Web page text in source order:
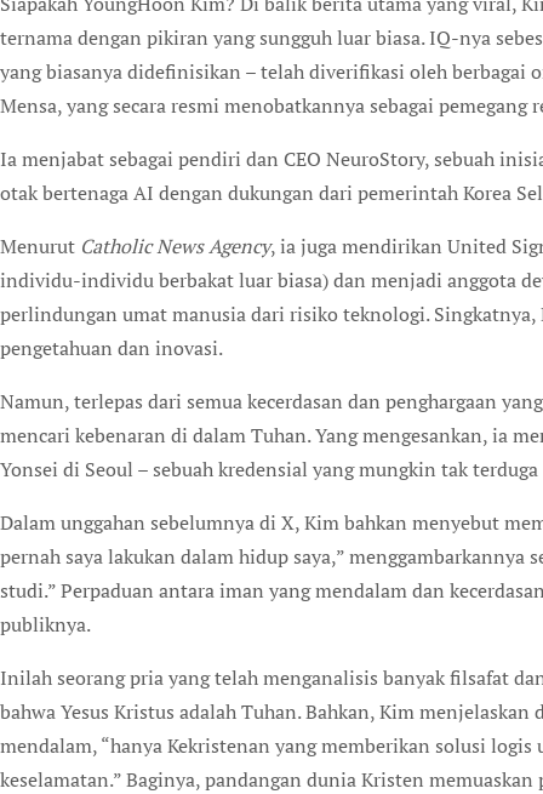
ternama dengan pikiran yang sungguh luar biasa. IQ-nya
yang biasanya didefinisikan – telah diverifikasi oleh berbagai
Mensa, yang secara resmi menobatkannya sebagai
Ia menjabat sebagai pendiri dan CEO NeuroStory, sebuah
otak bertenaga AI dengan dukungan dari pemerintah Korea
Menurut Catholic News Agency, ia juga mendirikan United
individu-individu berbakat luar biasa) dan menjadi anggota
perlindungan umat manusia dari risiko teknologi.
pengetahuan dan inovasi.
Namun, terlepas dari semua kecerdasan dan penghargaan
mencari kebenaran di dalam Tuhan. Yang mengesankan, ia
Yonsei di Seoul – sebuah kredensial yang mungkin tak
Dalam unggahan sebelumnya di X, Kim bahkan menyebut
pernah saya lakukan dalam hidup saya,”
studi.” Perpaduan antara iman yang mendalam dan
publiknya.
Inilah seorang pria yang telah menganalisis banyak filsafat
bahwa Yesus Kristus adalah Tuhan. Bahkan, Kim
mendalam, “hanya Kekristenan yang memberikan solusi
keselamatan.” Baginya, pandangan dunia Kristen